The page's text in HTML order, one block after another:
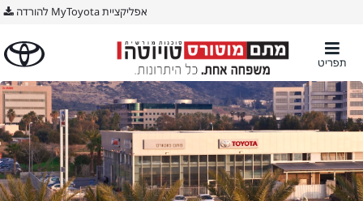
אפליקציית MyToyota להורדה
תפריט